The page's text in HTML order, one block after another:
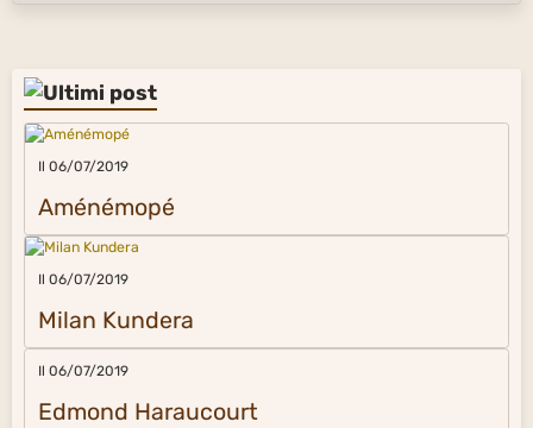
Il 06/07/2019
Aménémopé
Il 06/07/2019
Milan Kundera
Il 06/07/2019
Edmond Haraucourt